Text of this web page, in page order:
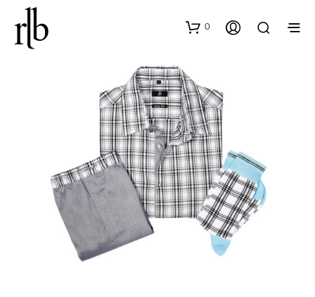
0